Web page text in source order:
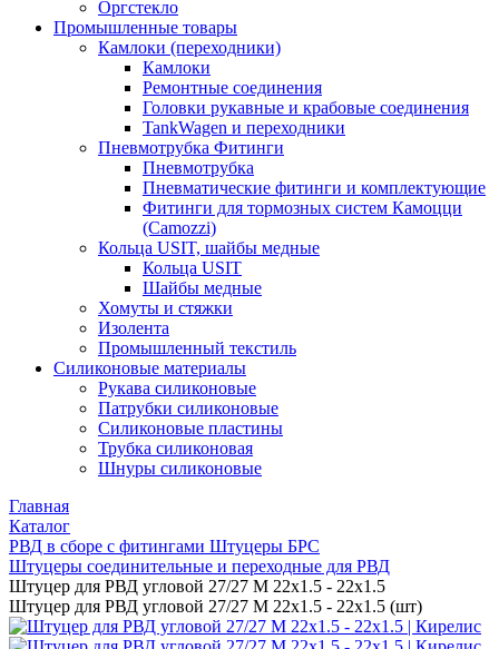
Оргстекло
Промышленные товары
Камлоки (переходники)
Камлоки
Ремонтные соединения
Головки рукавные и крабовые соединения
TankWagen и переходники
Пневмотрубка Фитинги
Пневмотрубка
Пневматические фитинги и комплектующие
Фитинги для тормозных систем Камоцци
(Camozzi)
Кольца USIT, шайбы медные
Кольца USIT
Шайбы медные
Хомуты и стяжки
Изолента
Промышленный текстиль
Силиконовые материалы
Рукава силиконовые
Патрубки силиконовые
Силиконовые пластины
Трубка силиконовая
Шнуры силиконовые
Главная
Каталог
РВД в сборе с фитингами Штуцеры БРС
Штуцеры соединительные и переходные для РВД
Штуцер для РВД угловой 27/27 М 22х1.5 - 22х1.5
Штуцер для РВД угловой 27/27 М 22х1.5 - 22х1.5 (шт)